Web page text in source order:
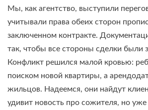
Мы, как агентство, выступили
учитывали права обеих сторон
заключенном контракте.
так, чтобы все стороны сделки
Конфликт решился малой кровью:
поиском новой квартиры, а
жильцов. Надеемся, они найдут
удивит новость про сожителя, но